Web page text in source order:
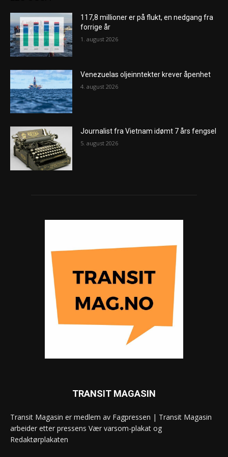
117,8 millioner er på flukt, en nedgang fra
forrige år
1. august 2026
Venezuelas oljeinntekter krever åpenhet
4. august 2026
Journalist fra Vietnam idømt 7 års fengsel
5. august 2026
TRANSIT MAGASIN
Transit Magasin er medlem av Fagpressen | Transit Magasin
arbeider etter pressens Vær varsom-plakat og
Redaktørplakaten